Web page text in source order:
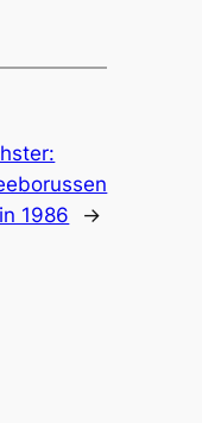
1986
→